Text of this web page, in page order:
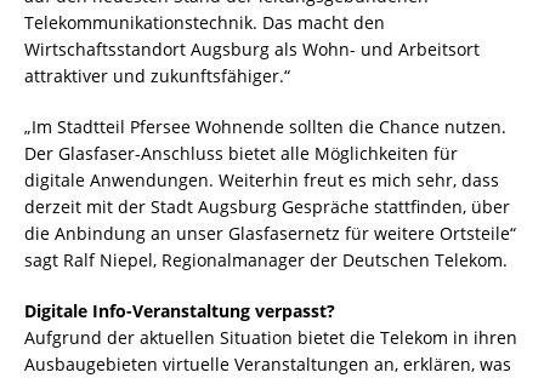
Telekommunikationstechnik. Das macht den
Wirtschaftsstandort Augsburg als Wohn- und Arbeitsort
attraktiver und zukunftsfähiger.“
„Im Stadtteil Pfersee Wohnende sollten die Chance nutzen.
Der Glasfaser-Anschluss bietet alle Möglichkeiten für
digitale Anwendungen. Weiterhin freut es mich sehr, dass
derzeit mit der Stadt Augsburg Gespräche stattfinden, über
die Anbindung an unser Glasfasernetz für weitere Ortsteile“
sagt Ralf Niepel, Regionalmanager der Deutschen Telekom.
Digitale Info-Veranstaltung verpasst?
Aufgrund der aktuellen Situation bietet die Telekom in ihren
Ausbaugebieten virtuelle Veranstaltungen an, erklären, was